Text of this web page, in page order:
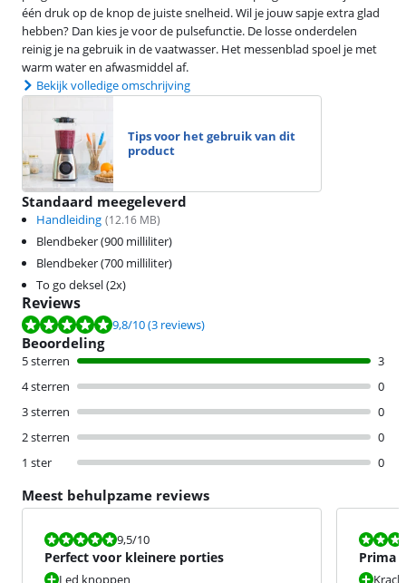
één druk op de knop de juiste snelheid. Wil je jouw sapje extra glad
hebben? Dan kies je voor de pulsefunctie. De losse onderdelen
reinig je na gebruik in de vaatwasser. Het messenblad spoel je met
warm water en afwasmiddel af.
Bekijk volledige omschrijving
Tips voor het gebruik van dit
product
Standaard meegeleverd
Handleiding (12.16 MB)
Blendbeker (900 milliliter)
Blendbeker (700 milliliter)
To go deksel (2x)
Reviews
Beoordeling is 9,8 van de 10, gebaseerd op 3 reviews.
9,8/10(3 reviews)
Beoordeling
5 sterren
3
4 sterren
0
3 sterren
0
2 sterren
0
1 ster
0
Meest behulpzame reviews
Beoordeling is 9,5 van de 10.
9,5/10
Perfect voor kleinere porties
Led knoppen
Prima